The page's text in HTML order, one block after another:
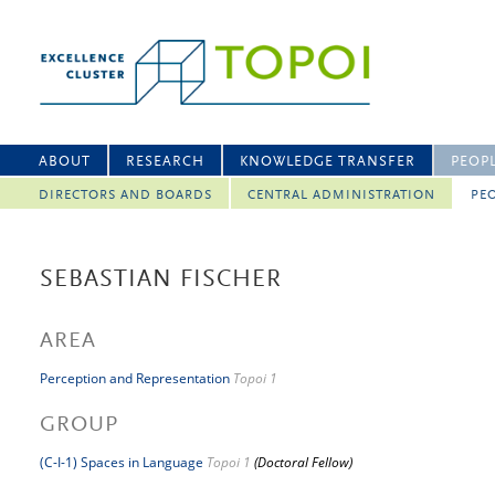
ABOUT RESEARCH KNOWLEDGE TRANSFER
DIRECTORS AND BOARDS CENTRAL ADMINISTRATION
SEBASTIAN FISCHER
AREA
Perception and Representation Topoi 1
GROUP
(C-I-1) Spaces in Language Topoi 1 (Doctoral Fellow)